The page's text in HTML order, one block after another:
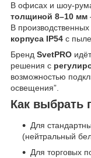
В офисах и шоу-
толщиной 8–10 мм
В
корпуса IP54 с
Бренд SvetPRO
решения с
возможностью
освещения”.
Как
Для
(нейтральный
Для торговых